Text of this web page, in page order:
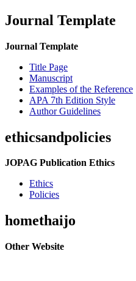
Journal Template
Journal Template
Title Page
Manuscript
Examples of the Reference
APA 7th Edition Style
Author Guidelines
ethicsandpolicies
JOPAG Publication Ethics
Ethics
Policies
homethaijo
Other Website